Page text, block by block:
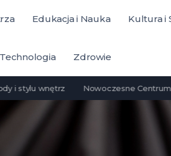
Edukacja i Nauka Kultura i
Technologia Zdrowie
wnętrz Nowoczesne Centrum